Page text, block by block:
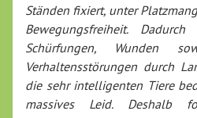
Ständen fixiert, unter
Bewegungsfreiheit.
Schürfungen, Wunden
Verhaltensstörungen durch
die sehr intelligenten Tiere
massives Leid. Deshalb